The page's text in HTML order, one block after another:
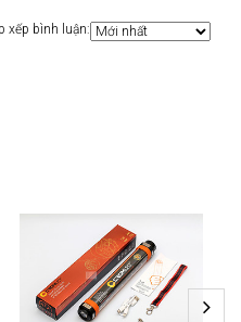
xếp bình luận: